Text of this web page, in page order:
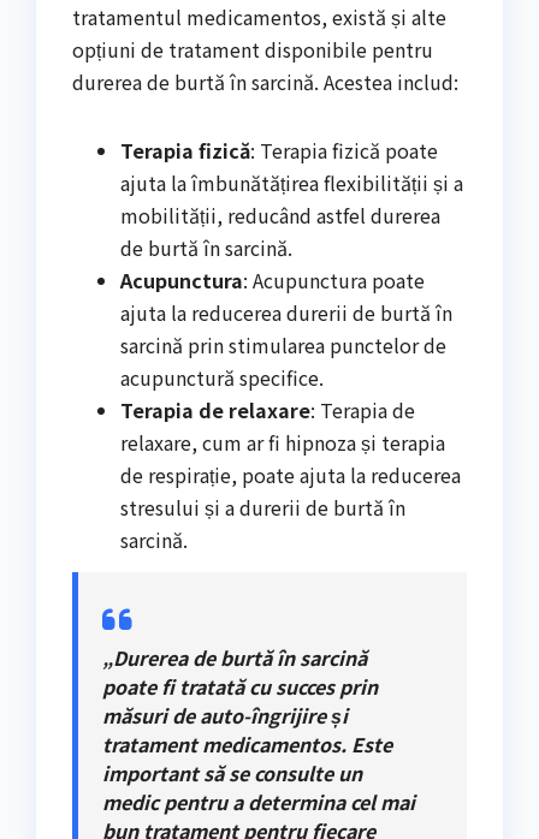
tratamentul medicamentos, există și alte
opțiuni de tratament disponibile pentru
durerea de burtă în sarcină. Acestea includ:
Terapia fizică: Terapia fizică poate
ajuta la îmbunătățirea flexibilității și a
mobilității, reducând astfel durerea
de burtă în sarcină.
Acupunctura: Acupunctura poate
ajuta la reducerea durerii de burtă în
sarcină prin stimularea punctelor de
acupunctură specifice.
Terapia de relaxare: Terapia de
relaxare, cum ar fi hipnoza și terapia
de respirație, poate ajuta la reducerea
stresului și a durerii de burtă în
sarcină.
„Durerea de burtă în sarcină
poate fi tratată cu succes prin
măsuri de auto-îngrijire și
tratament medicamentos. Este
important să se consulte un
medic pentru a determina cel mai
bun tratament pentru fiecare